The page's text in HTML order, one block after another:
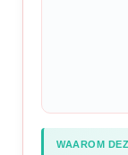
WAAROM